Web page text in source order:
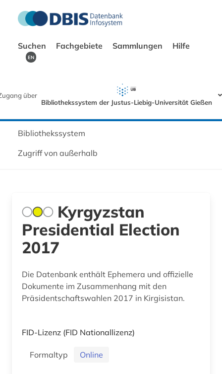
Suchen Fachgebiete Sammlungen Hilfe
EN
über
Bibliothekssystem der Justus-Liebig-Universität Gießen
Bibliothekssystem
Zugriff von außerhalb
Kyrgyzstan
Presidential Election
2017
Die Datenbank enthält Ephemera und offizielle
Dokumente im Zusammenhang mit den
Präsidentschaftswahlen 2017 in Kirgisistan.
FID-Lizenz (FID Nationallizenz)
Formaltyp Online